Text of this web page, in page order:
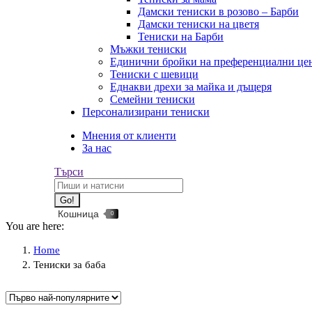
Дамски тениски в розово – Барби
Дамски тениски на цветя
Тениски на Барби
Мъжки тениски
Единични бройки на преференциални
Тениски с шевици
Еднакви дрехи за майка и дъщеря
Семейни тениски
Персонализирани тениски
Facebook
page
in
new
window
Мнения от клиенти
За нас
Search:
Търси
Кошница 0
You are here:
Home
Тениски за баба